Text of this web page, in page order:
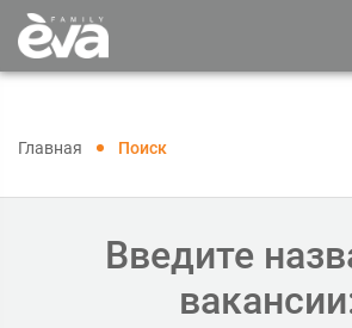
Главная Поиск
Введите